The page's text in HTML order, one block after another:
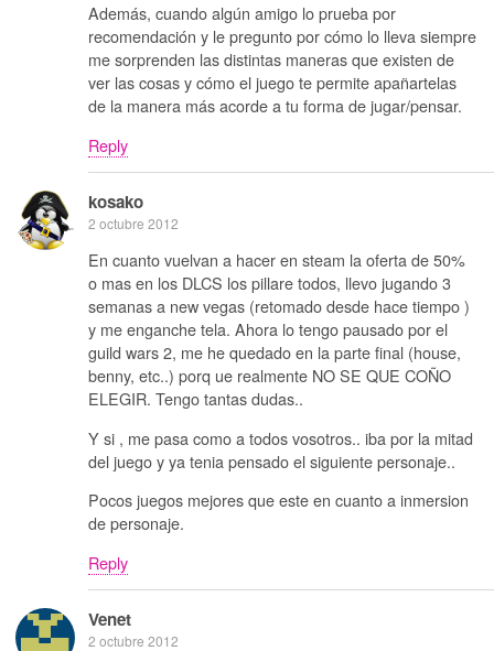
Además, cuando algún amigo lo prueba por
recomendación y le pregunto por cómo lo lleva siempre
me sorprenden las distintas maneras que existen de
ver las cosas y cómo el juego te permite apañartelas
de la manera más acorde a tu forma de jugar/pensar.
Reply
kosako
2 octubre 2012
En cuanto vuelvan a hacer en steam la oferta de 50%
o mas en los DLCS los pillare todos, llevo jugando 3
semanas a new vegas (retomado desde hace tiempo )
y me enganche tela. Ahora lo tengo pausado por el
guild wars 2, me he quedado en la parte final (house,
benny, etc..) porq ue realmente NO SE QUE COÑO
ELEGIR. Tengo tantas dudas..
Y si , me pasa como a todos vosotros.. iba por la mitad
del juego y ya tenia pensado el siguiente personaje..
Pocos juegos mejores que este en cuanto a inmersion
de personaje.
Reply
Venet
2 octubre 2012